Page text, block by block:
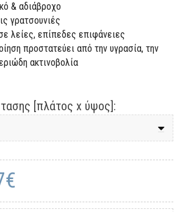
& αδιάβροχο
γρατσουνιές
λείες, επίπεδες επιφάνειες
προστατεύει από την υγρασία, την
ακτινοβολία
[πλάτος x ύψος]: